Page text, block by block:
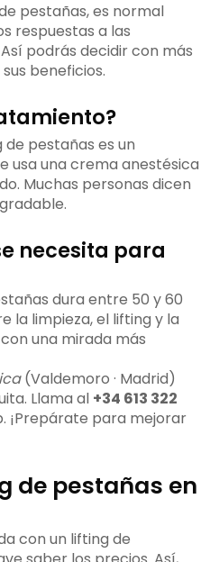
pestañas, es normal
respuestas a las
podrás decidir con más
beneficios.
de pestañas es un
usa una crema anestésica
Muchas personas dicen
necesita para
dura entre 50 y 60
la limpieza, el lifting y la
una mirada más
(Valdemoro · Madrid)
Llama al +34 613 322
¡Prepárate para mejorar
de pestañas en
con un lifting de